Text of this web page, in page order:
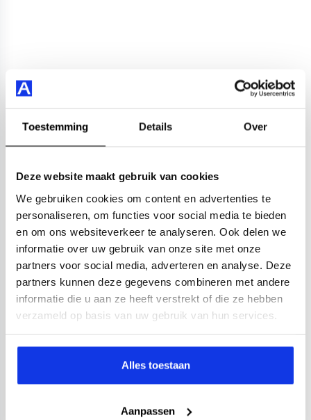
Toestemming Details Over
Deze website maakt gebruik van cookies
We gebruiken cookies om content en advertenties te
personaliseren, om functies voor social media te bieden
en om ons websiteverkeer te analyseren. Ook delen we
informatie over uw gebruik van onze site met onze
partners voor social media, adverteren en analyse. Deze
partners kunnen deze gegevens combineren met andere
informatie die u aan ze heeft verstrekt of die ze hebben
verzameld op basis van uw gebruik van hun services.
Alles toestaan
Aanpassen